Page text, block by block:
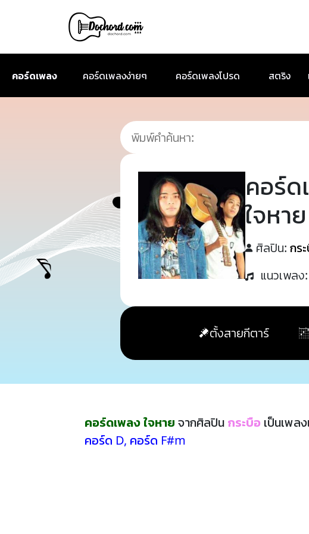
คอร์ดเพลง คอร์ดเพลงง่ายๆ คอร์ดเพลงโปรด สตริง
คอร์ด
ใจหา
ศิลปิน: กร
แนวเพลง:
ตั้งสายกีตาร์
คอร์ดเพลง ใจหาย จากศิลปิน กระบือ เป็นเพล
คอร์ด D, คอร์ด F#m